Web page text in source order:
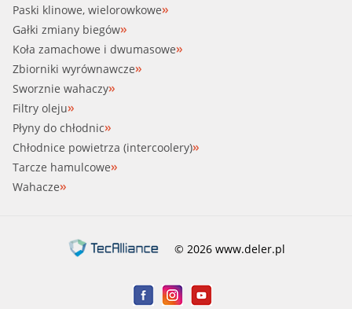
Paski klinowe, wielorowkowe
Gałki zmiany biegów
Koła zamachowe i dwumasowe
Zbiorniki wyrównawcze
Sworznie wahaczy
Filtry oleju
Płyny do chłodnic
Chłodnice powietrza (intercoolery)
Tarcze hamulcowe
Wahacze
© 2026 www.deler.pl